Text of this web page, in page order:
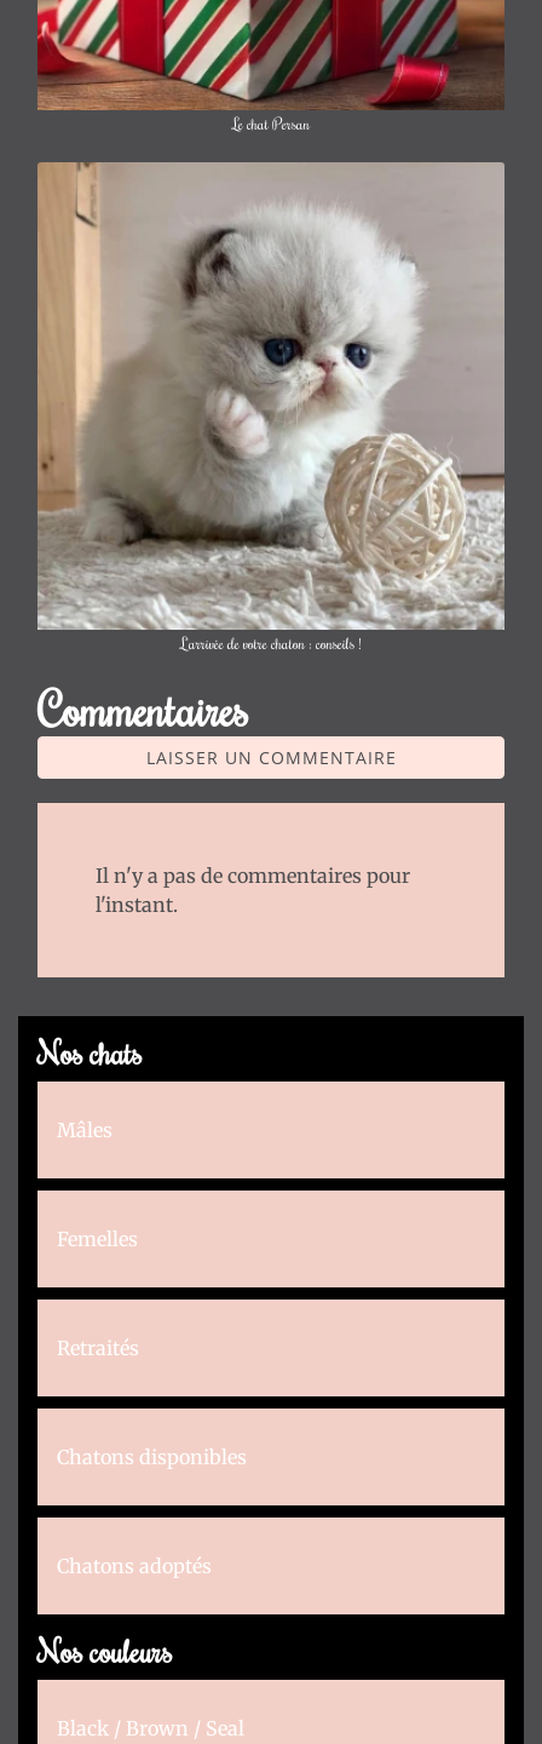
Le chat Persan
L'arrivée de votre chaton : conseils !
Commentaires
LAISSER UN COMMENTAIRE
Il n'y a pas de commentaires pour
l'instant.
Nos chats
Mâles
Femelles
Retraités
Chatons disponibles
Chatons adoptés
Nos couleurs
Black / Brown / Seal